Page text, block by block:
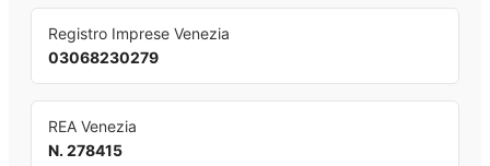
Registro Imprese Venezia
03068230279
REA Venezia
N. 278415